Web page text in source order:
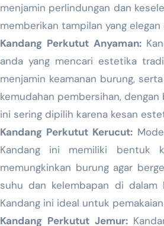
menjamin perlindungan dan
memberikan tampilan yang
Kandang Perkutut Anyaman:
anda yang mencari estetika
menjamin keamanan burung,
kemudahan pembersihan,
ini sering dipilih karena kesan
Kandang Perkutut Kerucut:
Kandang ini memiliki bentuk
memungkinkan burung agar
suhu dan kelembapan di dalam
Kandang ini ideal untuk
Kandang Perkutut Jemur: